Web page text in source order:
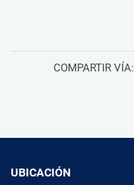
COMPARTIR VÍA:
UBICACIÓN